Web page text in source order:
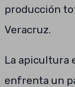
producción
Veracruz.
La apicultura
enfrenta un